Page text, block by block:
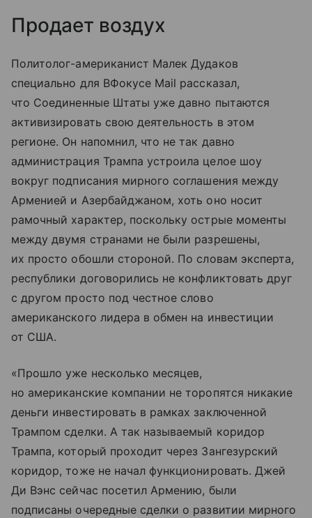
Продает воздух
Политолог-американист Малек Дудаков
специально для ВФокусе Mail рассказал,
что Соединенные Штаты уже давно пытаются
активизировать свою деятельность в этом
регионе. Он напомнил, что не так давно
администрация Трампа устроила целое шоу
вокруг подписания мирного соглашения между
Арменией и Азербайджаном, хоть оно носит
рамочный характер, поскольку острые моменты
между двумя странами не были разрешены,
их просто обошли стороной. По словам эксперта,
республики договорились не конфликтовать друг
с другом просто под честное слово
американского лидера в обмен на инвестиции
от США.
«Прошло уже несколько месяцев,
но американские компании не торопятся никакие
деньги инвестировать в рамках заключенной
Трампом сделки. А так называемый коридор
Трампа, который проходит через Зангезурский
коридор, тоже не начал функционировать. Джей
Ди Вэнс сейчас посетил Армению, были
подписаны очередные сделки о развитии мирного